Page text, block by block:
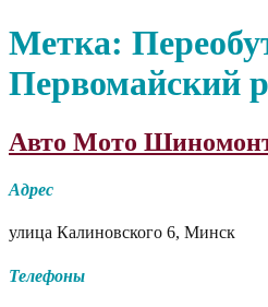
Метка:
Первомайский
Авто Мото
Адрес
улица Калиновского 6, Минск
Телефоны